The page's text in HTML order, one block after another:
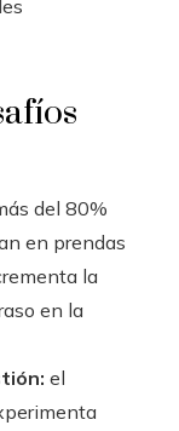
del 80%
en prendas
la
en la
el